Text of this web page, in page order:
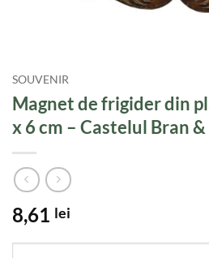
SOUVENIR
Magnet de frigider din
x 6 cm – Castelul Bran &
8,61 lei